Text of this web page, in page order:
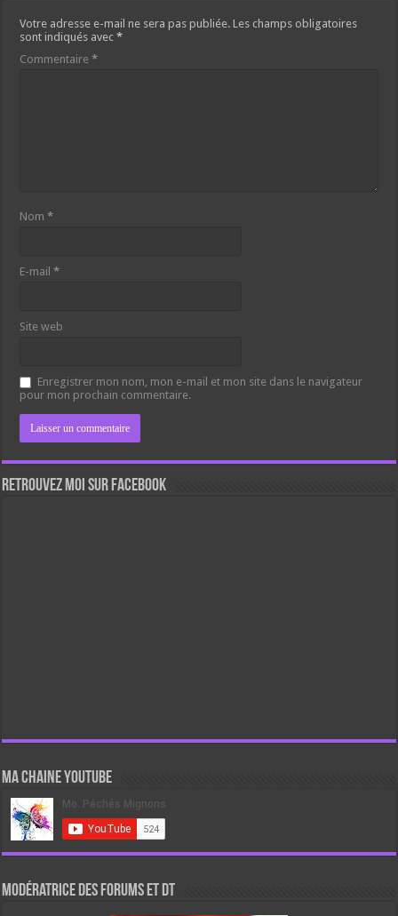
Votre adresse e-mail ne sera pas publiée. Les champs obligatoires
sont indiqués avec*
Commentaire*
Nom*
E-mail*
Site web
Enregistrer mon nom, mon e-mail et mon site dans le navigateur
pour mon prochain commentaire.
Retrouvez moi sur Facebook
Ma chaine Youtube
Modératrice des forums et DT